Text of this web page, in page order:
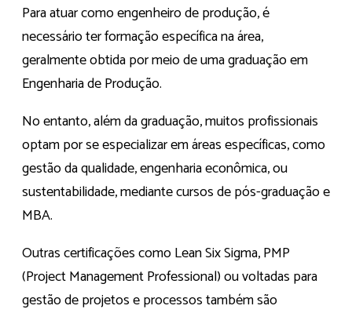
Para atuar como engenheiro de produção, é
necessário ter formação específica na área,
geralmente obtida por meio de uma graduação em
Engenharia de Produção.
No entanto, além da graduação, muitos profissionais
optam por se especializar em áreas específicas, como
gestão da qualidade, engenharia econômica, ou
sustentabilidade, mediante cursos de pós-graduação e
MBA.
Outras certificações como Lean Six Sigma, PMP
(Project Management Professional) ou voltadas para
gestão de projetos e processos também são